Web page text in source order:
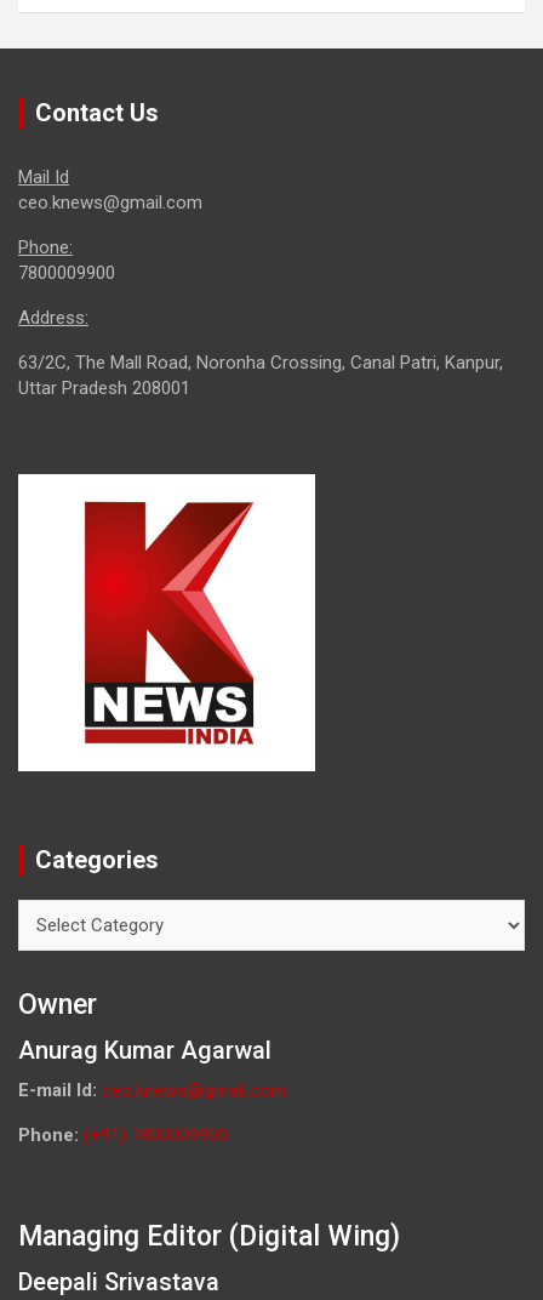
Contact Us
Mail Id
ceo.knews@gmail.com
Phone:
7800009900
Address:
63/2C, The Mall Road, Noronha Crossing, Canal Patri, Kanpur,
Uttar Pradesh 208001
Categories
Owner
Anurag Kumar Agarwal
E-mail Id: ceo.knews@gmail.com
Phone: (+91) 7800009900
Managing Editor (Digital Wing)
Deepali Srivastava